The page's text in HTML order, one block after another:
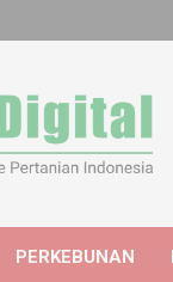
PERKEBUNAN